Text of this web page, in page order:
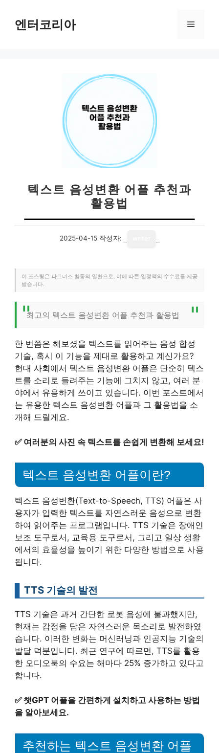
엔터코리아 메
텍스트 음성변환 어플 추천과
활용법
2025-04-15 작성자:
이 포스팅은 파트너스 활동의 일환으로, 이에 따른 일정액의 수수료를 제공
받습니다.
최고의 텍스트 음성변환 어플 추천과 활용법
한 번쯤은 해보셨을 텍스트를 읽어주는 음성 합성
기술, 혹시 이 기능을 제대로 활용하고 계신가요?
현대 사회에서 텍스트 음성변환 어플은 단순히 텍스
트를 소리로 들려주는 기능에 그치지 않고, 여러 분
야에서 유용하게 쓰이고 있습니다. 이번 포스트에서
는 유용한 텍스트 음성변환 어플과 그 활용법을 소
개해 드릴게요.
✅ 여러분의 사진 속 텍스트를 손쉽게 변환해 보세요!
텍스트 음성변환 어플이란?
텍스트 음성변환(Text-to-Speech, TTS) 어플은 사
용자가 입력한 텍스트를 자연스러운 음성으로 변환
하여 읽어주는 프로그램입니다. TTS 기술은 장애인
보조 도구로서, 교육용 도구로서, 그리고 일상 생활
에서의 효율성을 높이기 위한 다양한 방법으로 사용
됩니다.
TTS 기술의 발전
TTS 기술은 과거 간단한 로봇 음성에 불과했지만,
현재는 감정을 담은 자연스러운 목소리로 발전하였
습니다. 이러한 변화는 머신러닝과 인공지능 기술의
발달 덕분입니다. 최근 연구에 따르면, TTS를 활용
한 오디오북의 수요는 해마다 25% 증가하고 있다고
합니다.
✅챗GPT 어플을 간편하게 설치하고 사용하는 방법
을 알아보세요.
추천하는 텍스트 음성변환 어플